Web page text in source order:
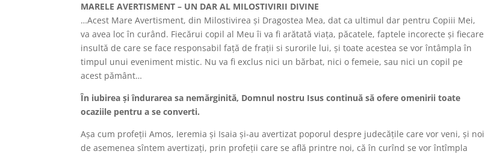
MARELE AVERTISMENT – UN DAR AL MILOSTIVIRII DIVINE
…Acest Mare Avertisment, din Milostivirea şi Dragostea Mea, dat ca ultimul dar pentru Copiii Mei,
va avea loc în curând. Fiecărui copil al Meu îi va fi arătată viaţa, păcatele, faptele incorecte şi fiecare
insultă de care se face responsabil faţă de fraţii si surorile lui, şi toate acestea se vor întâmpla în
timpul unui eveniment mistic. Nu va fi exclus nici un bărbat, nici o femeie, sau nici un copil pe
acest pământ…
În iubirea și îndurarea sa nemărginită, Domnul nostru Isus continuă să ofere omenirii toate
ocaziile pentru a se converti.
Așa cum profeții Amos, Ieremia și Isaia și-au avertizat poporul despre judecăţile care vor veni, și noi
de asemenea sîntem avertizați, prin profeții care se află printre noi, că în curînd se vor întîmpla